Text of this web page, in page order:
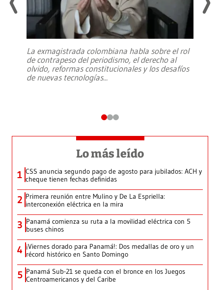
La exmagistrada colombiana habla sobre el rol
de contrapeso del periodismo, el derecho al
olvido, reformas constitucionales y los desafíos
de nuevas tecnologías...
Lo más leído
1 CSS anuncia segundo pago de agosto para jubilados: ACH y
cheque tienen fechas definidas
2 Primera reunión entre Mulino y De La Espriella:
interconexión eléctrica en la mira
3 Panamá comienza su ruta a la movilidad eléctrica con 5
buses chinos
4 ¡Viernes dorado para Panamá!: Dos medallas de oro y un
récord histórico en Santo Domingo
5 Panamá Sub-21 se queda con el bronce en los Juegos
Centroamericanos y del Caribe